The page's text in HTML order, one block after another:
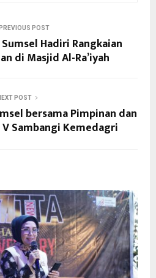
PREVIOUS POST
Hadiri Rangkaian
di Masjid Al-Ra’iyah
POST
bersama Pimpinan dan
Sambangi Kemedagri